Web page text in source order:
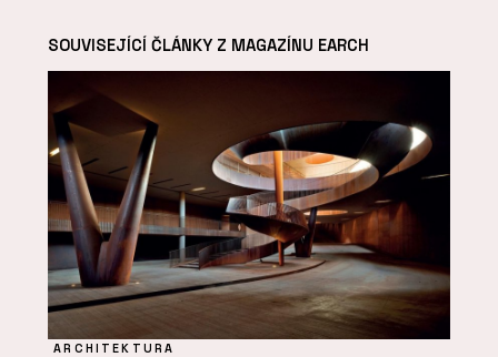
SOUVISEJÍCÍ ČLÁNKY Z MAGAZÍNU EARCH
ARCHITEKTURA